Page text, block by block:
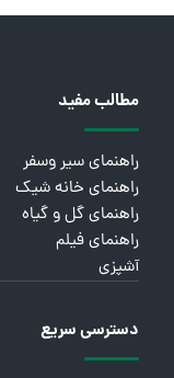
مطالب مفید
راهنمای سیر وسفر
راهنمای خانه شیک
راهنمای گل و گیاه
راهنمای فیلم
آشپزی
دسترسی سریع